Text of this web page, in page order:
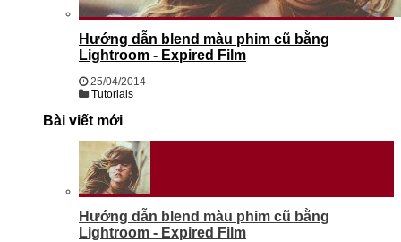
Hướng dẫn blend màu phim cũ bằng
Lightroom - Expired Film
25/04/2014
Tutorials
Bài viết mới
Hướng dẫn blend màu phim cũ bằng
Lightroom - Expired Film